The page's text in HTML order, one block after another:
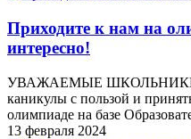
Приходите к нам на
интересно!
УВАЖАЕМЫЕ ШКОЛЬНИКИ!
каникулы с пользой и
олимпиаде на базе
13 февраля 2024